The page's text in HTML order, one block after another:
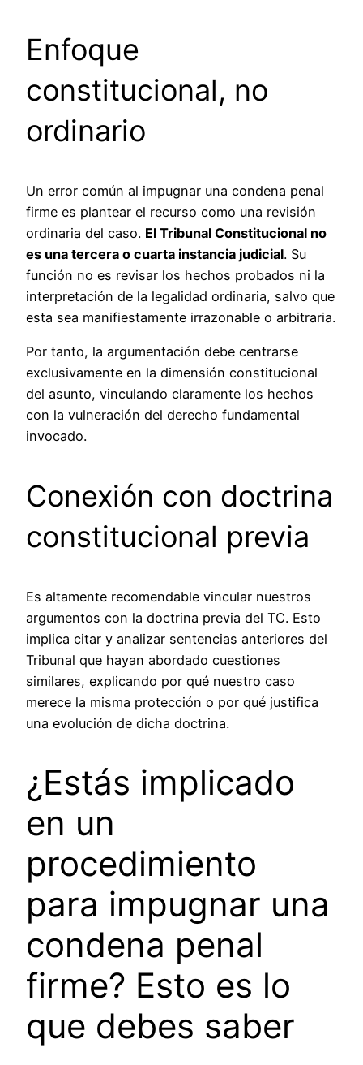
Enfoque
constitucional, no
ordinario
Un error común al impugnar una condena penal
firme es plantear el recurso como una revisión
ordinaria del caso. El Tribunal Constitucional no
es una tercera o cuarta instancia judicial. Su
función no es revisar los hechos probados ni la
interpretación de la legalidad ordinaria, salvo que
esta sea manifiestamente irrazonable o arbitraria.
Por tanto, la argumentación debe centrarse
exclusivamente en la dimensión constitucional
del asunto, vinculando claramente los hechos
con la vulneración del derecho fundamental
invocado.
Conexión con doctrina
constitucional previa
Es altamente recomendable vincular nuestros
argumentos con la doctrina previa del TC. Esto
implica citar y analizar sentencias anteriores del
Tribunal que hayan abordado cuestiones
similares, explicando por qué nuestro caso
merece la misma protección o por qué justifica
una evolución de dicha doctrina.
¿Estás implicado
en un
procedimiento
para impugnar una
condena penal
firme? Esto es lo
que debes saber